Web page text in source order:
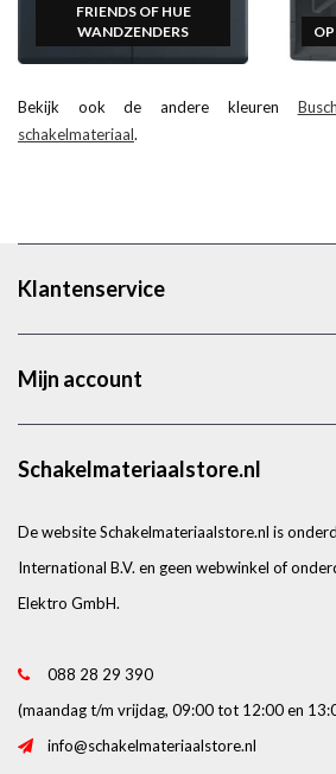
FRIENDS OF HUE
WANDZENDERS
Bekijk ook de andere kleuren
schakelmateriaal.
Klantenservice
Mijn account
Schakelmateriaalstore.nl
De website Schakelmateriaalstore.nl is
International B.V. en geen webwinkel of
Elektro GmbH.
088 28 29 390
(maandag t/m vrijdag, 09:00 tot 12:00 en
info@schakelmateriaalstore.nl